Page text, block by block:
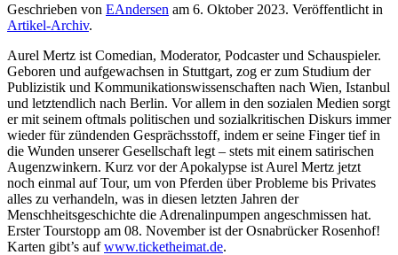
Geschrieben von EAndersen am 6. Oktober 2023. Veröffentlicht in
Artikel-Archiv.
Aurel Mertz ist Comedian, Moderator, Podcaster und Schauspieler.
Geboren und aufgewachsen in Stuttgart, zog er zum Studium der
Publizistik und Kommunikationswissenschaften nach Wien, Istanbul
und letztendlich nach Berlin. Vor allem in den sozialen Medien sorgt
er mit seinem oftmals politischen und sozialkritischen Diskurs immer
wieder für zündenden Gesprächsstoff, indem er seine Finger tief in
die Wunden unserer Gesellschaft legt – stets mit einem satirischen
Augenzwinkern. Kurz vor der Apokalypse ist Aurel Mertz jetzt
noch einmal auf Tour, um von Pferden über Probleme bis Privates
alles zu verhandeln, was in diesen letzten Jahren der
Menschheitsgeschichte die Adrenalinpumpen angeschmissen hat.
Erster Tourstopp am 08. November ist der Osnabrücker Rosenhof!
Karten gibt’s aufwww.ticketheimat.de.